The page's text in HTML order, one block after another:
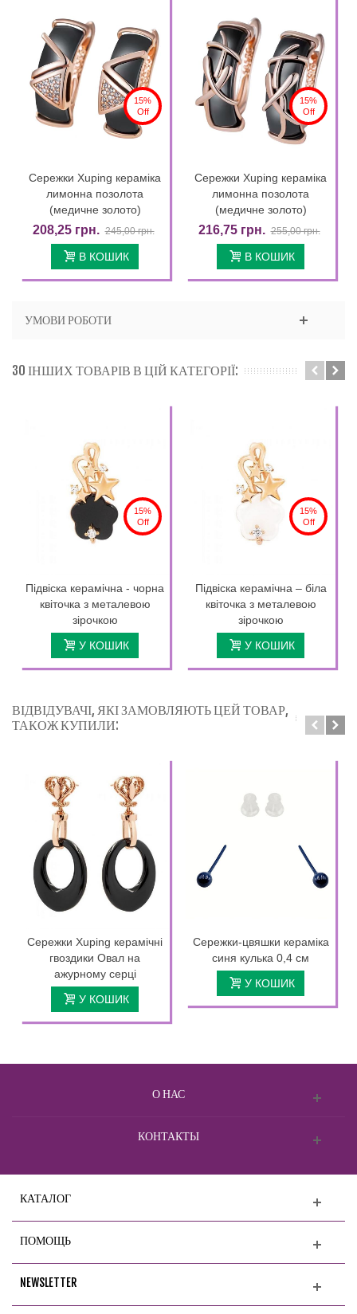
15%
Off
Сережки Xuping кераміка
лимонна позолота
(медичне золото)
208,25 грн. 245,00 грн.
В КОШИК
15%
Off
Сережки Xuping кераміка
лимонна позолота
(медичне золото)
216,75 грн. 255,00 грн.
В КОШИК
УМОВИ РОБОТИ
30 ІНШИХ ТОВАРІВ В ЦІЙ КАТЕГОРІЇ:
15%
Off
Підвіска керамічна - чорна
квіточка з металевою
зірочкою
У КОШИК
15%
Off
Підвіска керамічна – біла
квіточка з металевою
зірочкою
У КОШИК
ВІДВІДУВАЧІ, ЯКІ ЗАМОВЛЯЮТЬ ЦЕЙ ТОВАР,
ТАКОЖ КУПИЛИ:
Сережки Xuping керамічні
гвоздики Овал на
ажурному серці
У КОШИК
Сережки-цвяшки кераміка
синя кулька 0,4 см
У КОШИК
О НАС
КОНТАКТЫ
КАТАЛОГ
ПОМОЩЬ
NEWSLETTER